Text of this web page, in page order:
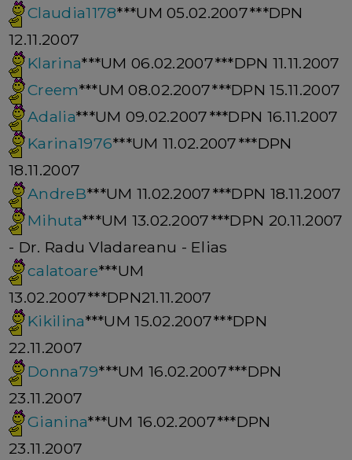
Claudia1178***UM 05.02.2007***DPN
12.11.2007
Klarina***UM 06.02.2007***DPN 11.11.2007
Creem***UM 08.02.2007***DPN 15.11.2007
Adalia***UM 09.02.2007***DPN 16.11.2007
Karina1976***UM 11.02.2007***DPN
18.11.2007
AndreB***UM 11.02.2007***DPN 18.11.2007
Mihuta***UM 13.02.2007***DPN 20.11.2007
- Dr. Radu Vladareanu - Elias
calatoare***UM
13.02.2007***DPN21.11.2007
Kikilina***UM 15.02.2007***DPN
22.11.2007
Donna79***UM 16.02.2007***DPN
23.11.2007
Gianina***UM 16.02.2007***DPN
23.11.2007